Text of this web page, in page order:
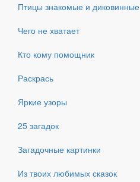
Птицы знакомые и диковинные
Чего не хватает
Кто кому помощник
Раскрась
Яркие узоры
25 загадок
Загадочные картинки
Из твоих любимых сказок